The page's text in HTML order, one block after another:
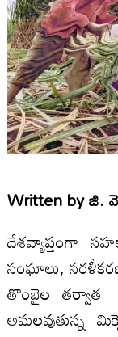
Written byజి.
దేశవ్యాప్తంగా
సంఘాలు,
తొంబైల తర్వాత
అమలవుతున్న